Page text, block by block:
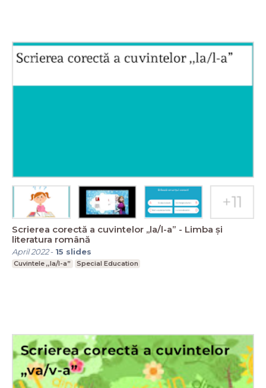
Scrierea corectă a cuvintelor ,,la/l-a” - Limba și
literatura română
April 2022- 15 slides
Cuvintele ,,la/l-a” Special Education